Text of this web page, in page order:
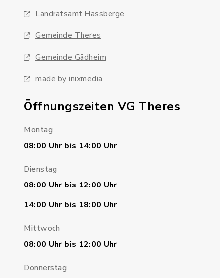
Landratsamt Hassberge
Gemeinde Theres
Gemeinde Gädheim
made by inixmedia
Öffnungszeiten VG Theres
Montag
08:00 Uhr bis 14:00 Uhr
Dienstag
08:00 Uhr bis 12:00 Uhr
14:00 Uhr bis 18:00 Uhr
Mittwoch
08:00 Uhr bis 12:00 Uhr
Donnerstag